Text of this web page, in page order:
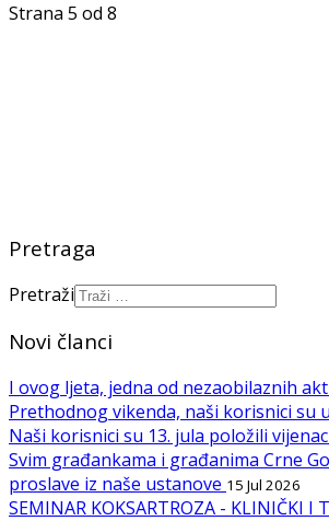
Strana 5 od 8
Pretraga
Pretraži
Novi članci
I ovog ljeta, jedna od nezaobilaznih
Prethodnog vikenda, naši korisnici su
Naši korisnici su 13. jula položili
Svim građankama i građanima Crne
proslave iz naše ustanove 15 Jul 2026
SEMINAR KOKSARTROZA - KLINIČKI I